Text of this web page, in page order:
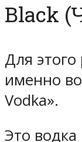
Black
Для
именно
Vodka».
Это водка